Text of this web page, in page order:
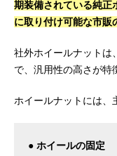
期装備されている純正
に取り付け可能な市販
社外ホイールナットは
で、汎用性の高さが特
ホイールナットには、
● ホイールの固定